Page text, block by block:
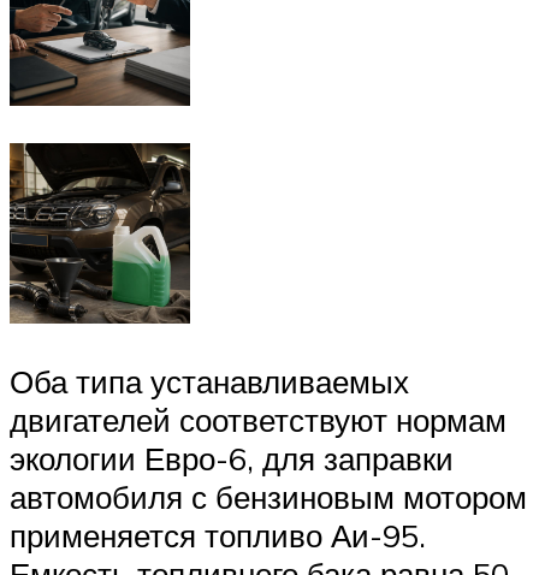
Оба типа устанавливаемых
двигателей соответствуют нормам
экологии Евро-6, для заправки
автомобиля с бензиновым мотором
применяется топливо Аи-95.